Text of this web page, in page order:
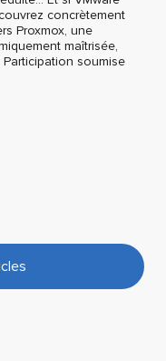
concrètement
Proxmox, une
maîtrisée,
soumise